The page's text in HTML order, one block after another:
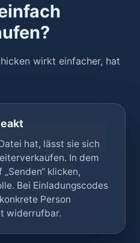
wirkt einfacher, hat
hat, lässt sie sich
In dem
klicken,
Bei Einladungscodes
Person
widerrufbar.